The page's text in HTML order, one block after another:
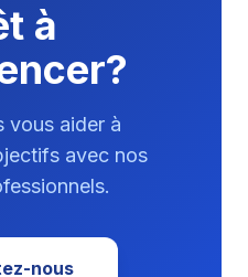
à
vous aider à
avec nos
nous